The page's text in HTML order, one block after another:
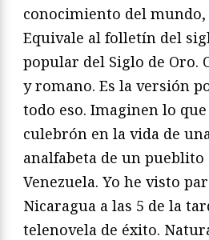
conocimiento del
Equivale al folletín del
popular del Siglo de Oro.
y romano. Es la versión
todo eso. Imaginen lo
culebrón en la vida de
analfabeta de un pueblito
Venezuela. Yo he visto
Nicaragua a las 5 de la
telenovela de éxito.